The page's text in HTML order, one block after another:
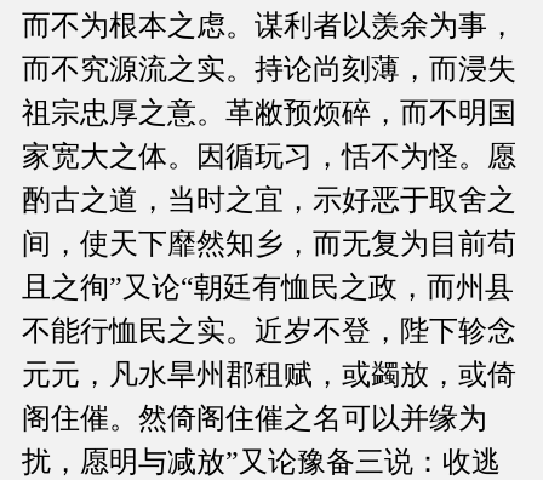
而不为根本之虑。谋利者以羡余为事，
而不究源流之实。持论尚刻薄，而浸失
祖宗忠厚之意。革敝预烦碎，而不明国
家宽大之体。因循玩习，恬不为怪。愿
酌古之道，当时之宜，示好恶于取舍之
间，使天下靡然知乡，而无复为目前苟
且之徇”又论“朝廷有恤民之政，而州县
不能行恤民之实。近岁不登，陛下轸念
元元，凡水旱州郡租赋，或蠲放，或倚
阁住催。然倚阁住催之名可以并缘为
扰，愿明与减放”又论豫备三说：收逃